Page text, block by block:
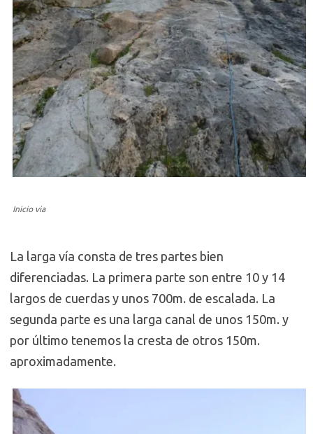
Inicio via
La larga vía consta de tres partes bien
diferenciadas. La primera parte son entre 10 y 14
largos de cuerdas y unos 700m. de escalada. La
segunda parte es una larga canal de unos 150m. y
por último tenemos la cresta de otros 150m.
aproximadamente.